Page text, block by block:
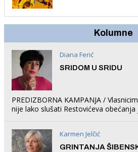
Kolumne
Diana Ferić
SRIDOM U SRIDU
PREDIZBORNA KAMPANJA /
nije lako slušati Restovićeva
Karmen Jelčić
GRINTANJA